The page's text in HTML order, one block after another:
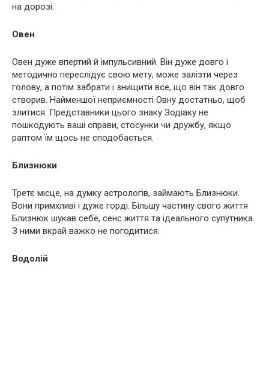
на дорозі.
Овен
Овен дуже впертий й імпульсивний. Він дуже довго і
методично переслідує свою мету, може залізти через
голову, а потім забрати і знищити все, що він так довго
створив. Найменшої неприємності Овну достатньо, щоб
злитися. Представники цього знаку Зодіаку не
пошкодують ваші справи, стосунки чи дружбу, якщо
раптом їм щось не сподобається.
Близнюки
Третє місце, на думку астрологів, займають Близнюки.
Вони примхливі і дуже горді. Більшу частину свого життя
Близнюк шукав себе, сенс життя та ідеального супутника.
З ними вкрай важко не погодитися.
Водолій